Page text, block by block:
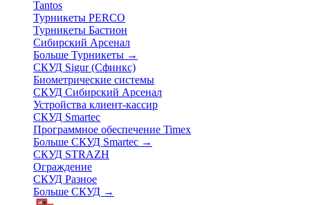
Tantos
Турникеты PERCO
Турникеты Бастион
Сибирский Арсенал
Больше Турникеты →
СКУД Sigur (Сфинкс)
Биометрические системы
СКУД Сибирский Арсенал
Устройства клиент-кассир
СКУД Smartec
Программное обеспечение Timex
Больше СКУД Smartec →
СКУД STRAZH
Ограждение
СКУД Разное
Больше СКУД →